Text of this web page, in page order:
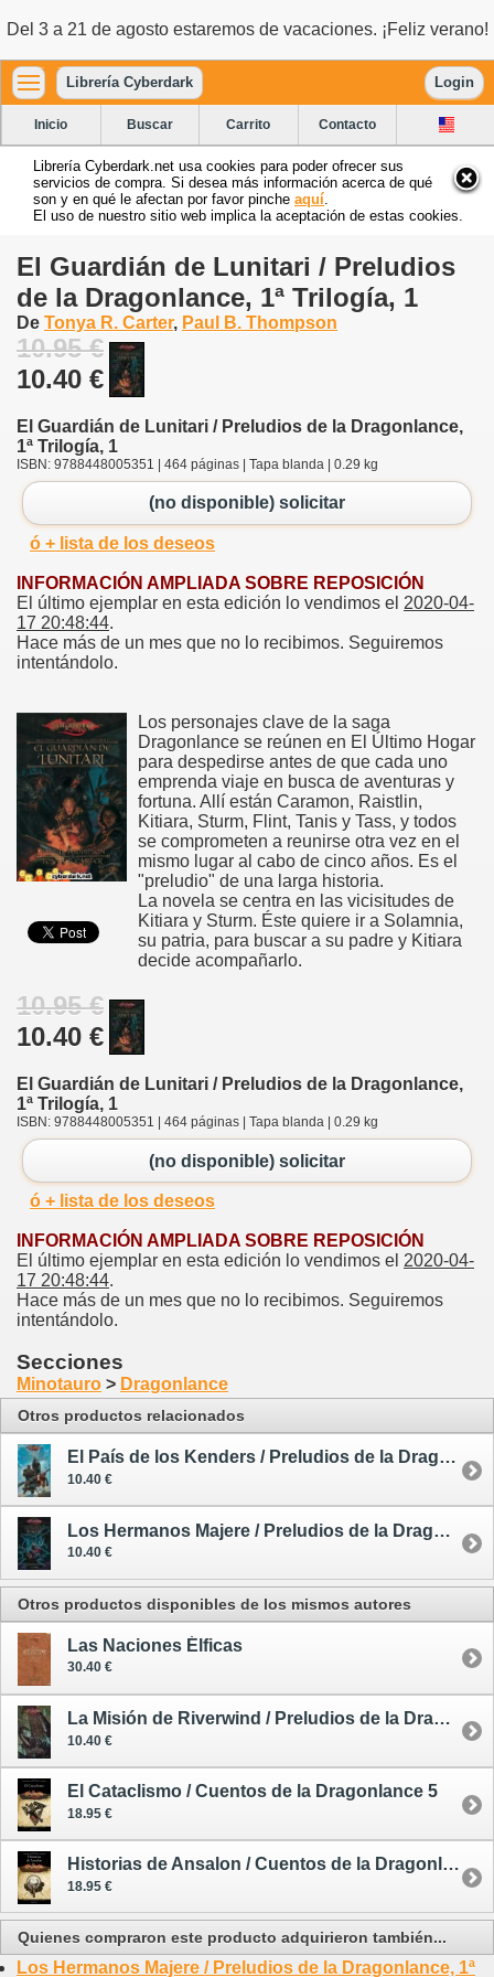
Del 3 a 21 de agosto estaremos de vacaciones. ¡Feliz verano!
Librería Cyberdark Login
Inicio Buscar Carrito Contacto
Librería Cyberdark.net usa cookies para poder ofrecer sus
servicios de compra. Si desea más información acerca de qué
son y en qué le afectan por favor pinche aquí
El uso de nuestro sitio web implica la aceptación de estas cookies.
El Guardián de Lunitari / Preludios
de la Dragonlance, 1ª Trilogía, 1
De Tonya R. Carter, Paul B. Thompson
10.95 €
10.40 €
El Guardián de Lunitari / Preludios de la Dragonlance,
1ª Trilogía, 1
ISBN: 9788448005351 | 464 páginas | Tapa blanda | 0.29 kg
(no disponible) solicitar
ó + lista de los deseos
INFORMACIÓN AMPLIADA SOBRE REPOSICIÓN
El último ejemplar en esta edición lo vendimos el 2020-04-
17 20:48:44.
Hace más de un mes que no lo recibimos. Seguiremos
intentándolo.
Los personajes clave de la saga
Dragonlance se reúnen en El Último Hogar
para despedirse antes de que cada uno
emprenda viaje en busca de aventuras y
fortuna. Allí están Caramon, Raistlin,
Kitiara, Sturm, Flint, Tanis y Tass, y todos
se comprometen a reunirse otra vez en el
mismo lugar al cabo de cinco años. Es el
"preludio" de una larga historia.
La novela se centra en las vicisitudes de
Kitiara y Sturm. Éste quiere ir a Solamnia,
su patria, para buscar a su padre y Kitiara
decide acompañarlo.
10.95 €
10.40 €
El Guardián de Lunitari / Preludios de la Dragonlance,
1ª Trilogía, 1
ISBN: 9788448005351 | 464 páginas | Tapa blanda | 0.29 kg
(no disponible) solicitar
ó + lista de los deseos
INFORMACIÓN AMPLIADA SOBRE REPOSICIÓN
El último ejemplar en esta edición lo vendimos el 2020-04-
17 20:48:44.
Hace más de un mes que no lo recibimos. Seguiremos
intentándolo.
Secciones
Minotauro > Dragonlance
Otros productos relacionados
El País de los Kenders / Preludios de la Dragonlance, 1ª Trilogía, 2
10.40 €
Los Hermanos Majere / Preludios de la Dragonlance, 1ª Trilogía, 3
10.40 €
Otros productos disponibles de los mismos autores
Las Naciones Élficas
30.40 €
La Misión de Riverwind / Preludios de la Dragonlance, 2ª Trilogía, 1
10.40 €
El Cataclismo / Cuentos de la Dragonlance 5
18.95 €
Historias de Ansalon / Cuentos de la Dragonlance 3
18.95 €
Quienes compraron este producto adquirieron también...
Los Hermanos Majere / Preludios de la Dragonlance, 1ª